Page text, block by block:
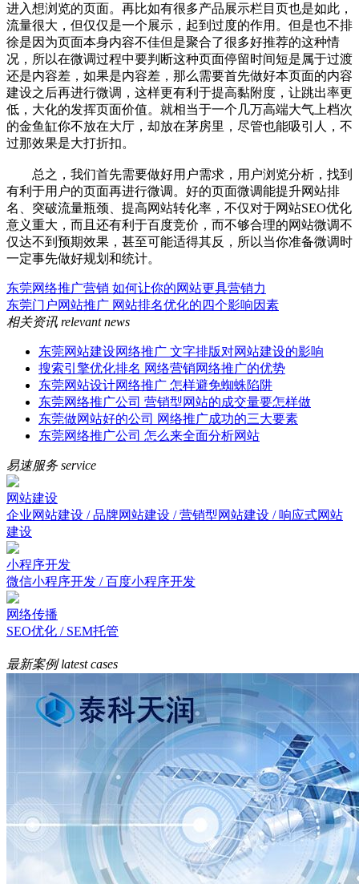
进入想浏览的页面。再比如有很多产品展示栏目页也是如此，
流量很大，但仅仅是一个展示，起到过度的作用。但是也不排
徐是因为页面本身内容不佳但是聚合了很多好推荐的这种情
况，所以在微调过程中要判断这种页面停留时间短是属于过渡
还是内容差，如果是内容差，那么需要首先做好本页面的内容
建设之后再进行微调，这样更有利于提高黏附度，让跳出率更
低，大化的发挥页面价值。就相当于一个几万高端大气上档次
的金鱼缸你不放在大厅，却放在茅房里，尽管也能吸引人，不
过那效果是大打折扣。
总之，我们首先需要做好用户需求，用户浏览分析，找到
有利于用户的页面再进行微调。好的页面微调能提升网站排
名、突破流量瓶颈、提高网站转化率，不仅对于网站SEO优化
意义重大，而且还有利于百度竞价，而不够合理的网站微调不
仅达不到预期效果，甚至可能适得其反，所以当你准备微调时
一定事先做好规划和统计。
东莞网络推广营销 如何让你的网站更具营销力
东莞门户网站推广 网站排名优化的四个影响因素
相关资讯 relevant news
东莞网站建设网络推广 文字排版对网站建设的影响
搜索引擎优化排名 网络营销网络推广的优势
东莞网站设计网络推广 怎样避免蜘蛛陷阱
东莞网络推广公司 营销型网站的成交量要怎样做
东莞做网站好的公司 网络推广成功的三大要素
东莞网络推广公司 怎么来全面分析网站
易速服务service
网站建设
企业网站建设 / 品牌网站建设 / 营销型网站建设 / 响应式网站
建设
小程序开发
微信小程序开发 / 百度小程序开发
网络传播
SEO优化 / SEM托管
最新案例latest cases